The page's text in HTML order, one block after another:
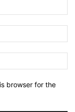
browser for the